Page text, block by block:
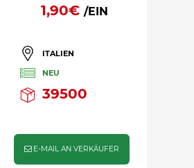
1,90€/EIN
ITALIEN
NEU
39500
E-MAIL AN VERKÄUFER